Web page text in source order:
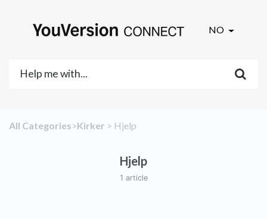
NO
All Categories​>​​Kirker ​ > ​ ​Hjelp
Hjelp
1 article